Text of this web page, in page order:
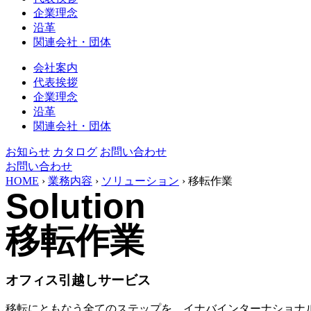
企業理念
沿革
関連会社・団体
会社案内
代表挨拶
企業理念
沿革
関連会社・団体
お知らせ カタログ お問い合わせ
お問い合わせ
HOME › 業務内容 › ソリューション › 移転作業
Solution
移転作業
オフィス引越しサービス